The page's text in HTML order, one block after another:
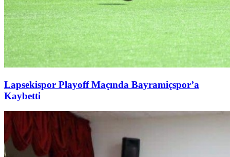
Lapsekispor Playoff Maçında Bayramiçspor’a
Kaybetti